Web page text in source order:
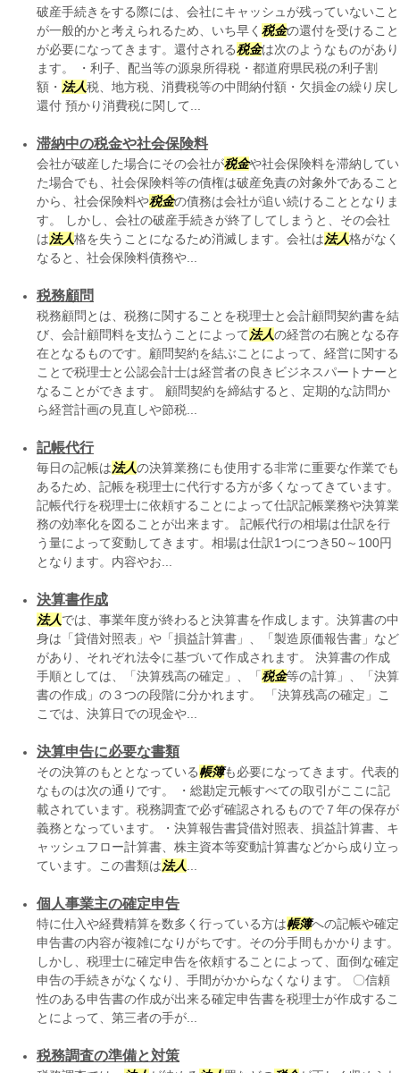
破産手続きをする際には、会社にキャッシュが残っていないこと
が一般的かと考えられるため、いち早く 税金の還付を受けること
が必要になってきます。還付される税金は次のようなものがあり
ます。 ・利子、配当等の源泉所得税・都道府県民税の利子割
額・ 法人税、地方税、消費税等の中間納付額・欠損金の繰り戻し
還付 預かり消費税に関して...
滞納中の税金や社会保険料
会社が破産した場合にその会社が税金や社会保険料を滞納してい
た場合でも、社会保険料等の債権は破産免責の対象外であること
から、社会保険料や税金の債務は会社が追い続けることとなりま
す。 しかし、会社の破産手続きが終了してしまうと、その会社
は法人格を失うことになるため消滅します。会社は法人格がなく
なると、社会保険料債務や...
税務顧問
税務顧問とは、税務に関することを税理士と会計顧問契約書を結
び、会計顧問料を支払うことによって 法人の経営の右腕となる存
在となるものです。顧問契約を結ぶことによって、経営に関する
ことで税理士と公認会計士は経営者の良きビジネスパートナーと
なることができます。 顧問契約を締結すると、定期的な訪問か
ら経営計画の見直しや節税...
記帳代行
毎日の記帳は法人の決算業務にも使用する非常に重要な作業でも
あるため、記帳を税理士に代行する方が多くなってきています。
記帳代行を税理士に依頼することによって仕訳記帳業務や決算業
務の効率化を図ることが出来ます。 記帳代行の相場は仕訳を行
う量によって変動してきます。相場は仕訳1つにつき50～100円
となります。内容やお...
決算書作成
法人では、事業年度が終わると決算書を作成します。決算書の中
身は「貸借対照表」や「損益計算書」、「製造原価報告書」など
があり、それぞれ法令に基づいて作成されます。 決算書の作成
手順としては、「決算残高の確定」、「 税金等の計算」、「決算
書の作成」の３つの段階に分かれます。 「決算残高の確定」こ
こでは、決算日での現金や...
決算申告に必要な書類
その決算のもととなっている帳簿も必要になってきます。代表的
なものは次の通りです。 ・総勘定元帳すべての取引がここに記
載されています。税務調査で必ず確認されるもので７年の保存が
義務となっています。・決算報告書貸借対照表、損益計算書、キ
ャッシュフロー計算書、株主資本等変動計算書などから成り立っ
ています。この書類は法人
個人事業主の確定申告
特に仕入や経費精算を数多く行っている方は帳簿への記帳や確定
申告書の内容が複雑になりがちです。その分手間もかかります。
しかし、税理士に確定申告を依頼することによって、面倒な確定
申告の手続きがなくなり、手間がかからなくなります。 〇信頼
性のある申告書の作成が出来る確定申告書を税理士が作成するこ
とによって、第三者の手が...
税務調査の準備と対策